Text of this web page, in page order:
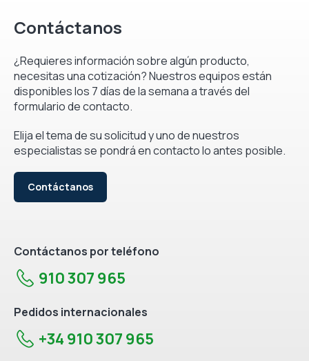
Contáctanos
¿Requieres información sobre algún producto,
necesitas una cotización? Nuestros equipos están
disponibles los 7 días de la semana a través del
formulario de contacto.
Elija el tema de su solicitud y uno de nuestros
especialistas se pondrá en contacto lo antes posible.
Contáctanos
Contáctanos por teléfono
910 307 965
Pedidos internacionales
+34 910 307 965